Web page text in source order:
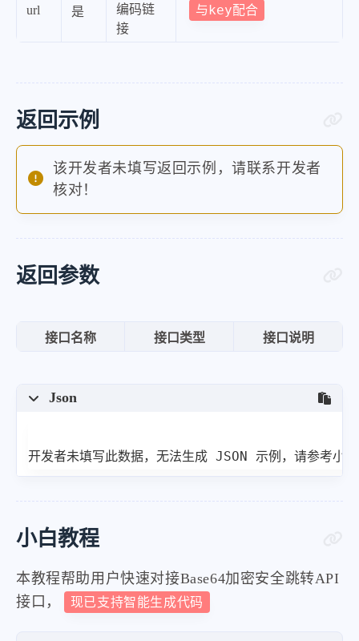
url 是
编码链
接
与key配合
返回示例
该开发者未填写返回示例，请联系开发者
核对！
返回参数
接口名称 接口类型 接口说明
Json
开发者未填写此数据，无法生成 JSON 示例，请参考小
小白教程
本教程帮助用户快速对接Base64加密安全跳转API
接口，
现已支持智能生成代码